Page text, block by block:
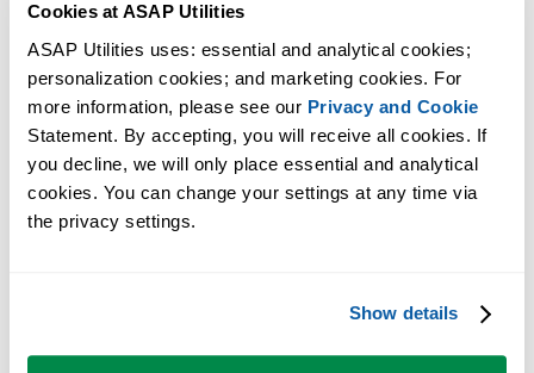
Cookies at ASAP Utilities
ASAP Utilities uses: essential and analytical cookies;
personalization cookies; and marketing cookies. For
more information, please see our Privacy and Cookie
Statement. By accepting, you will receive all cookies. If
you decline, we will only place essential and analytical
cookies. You can change your settings at any time via
the privacy settings.
Show details
Praktische Tools, die viele Excel-Nutzer in Excel vermissen.
Zeit sparen in Excel. Schnell und einfach.
Sie können sofort loslegen. Keine Schulung erforderlich.